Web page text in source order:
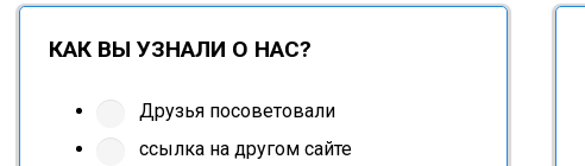
КАК ВЫ УЗНАЛИ О НАС?
Друзья посоветовали
ссылка на другом сайте